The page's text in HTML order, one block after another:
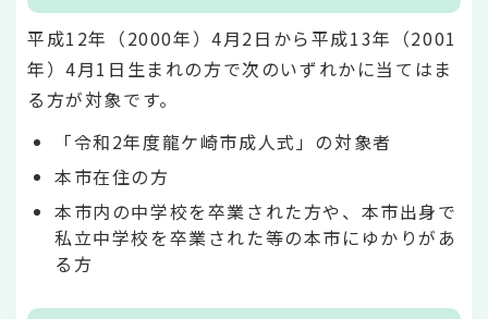
平成12年（2000年）4月2日から平成13年（2001
年）4月1日生まれの方で次のいずれかに当てはま
る方が対象です。
「令和2年度龍ケ崎市成人式」の対象者
本市在住の方
本市内の中学校を卒業された方や、本市出身で
私立中学校を卒業された等の本市にゆかりがあ
る方